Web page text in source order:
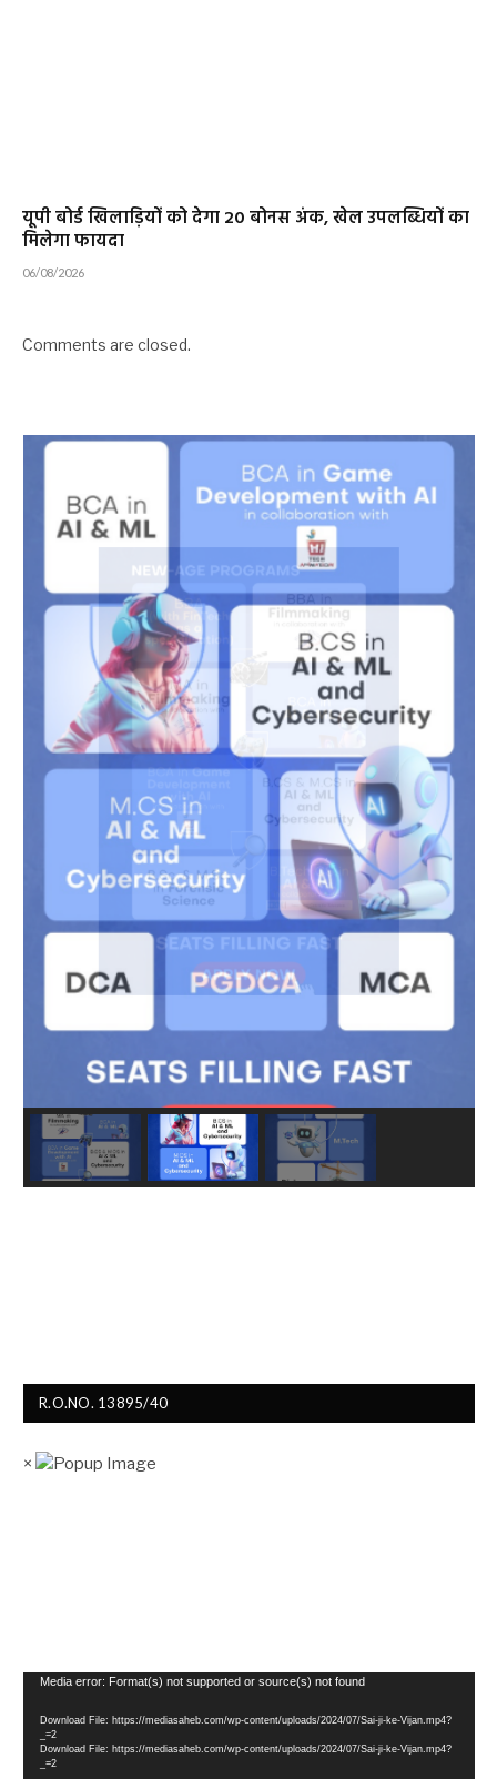
यूपी बोर्ड खिलाड़ियों को देगा 20 बोनस अंक, खेल उपलब्धियों का
मिलेगा फायदा
06/08/2026
Comments are closed.
R.O.NO. 13895/40
×
Video
Media error: Format(s) not supported or source(s) not found
Download File: https://mediasaheb.com/wp-content/uploads/2024/07/Sai-ji-ke-Vijan.mp4?
_=2
Download File: https://mediasaheb.com/wp-content/uploads/2024/07/Sai-ji-ke-Vijan.mp4?
_=2